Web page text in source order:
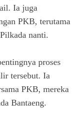
Ia juga
PKB, terutama
nanti.
proses
tersebut. Ia
PKB, mereka
Bantaeng.